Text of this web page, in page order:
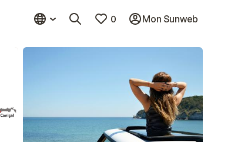
0 Mon Sunweb